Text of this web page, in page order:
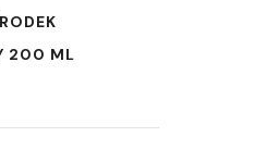
200 ML